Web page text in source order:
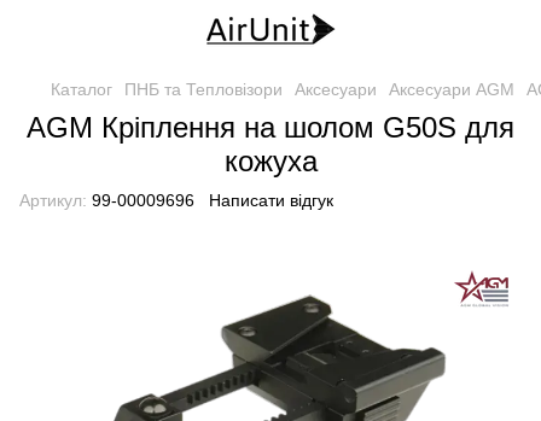
Каталог ПНБ та Тепловізори Аксесуари Аксесуари AGM
AGM Кріплення на шолом G50S для
кожуха
Артикул: 99-00009696 Написати відгук